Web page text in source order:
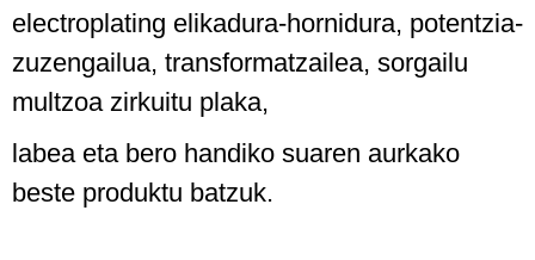
electroplating elikadura-hornidura, potentzia-
zuzengailua, transformatzailea, sorgailu
multzoa zirkuitu plaka,
labea eta bero handiko suaren aurkako
beste produktu batzuk.